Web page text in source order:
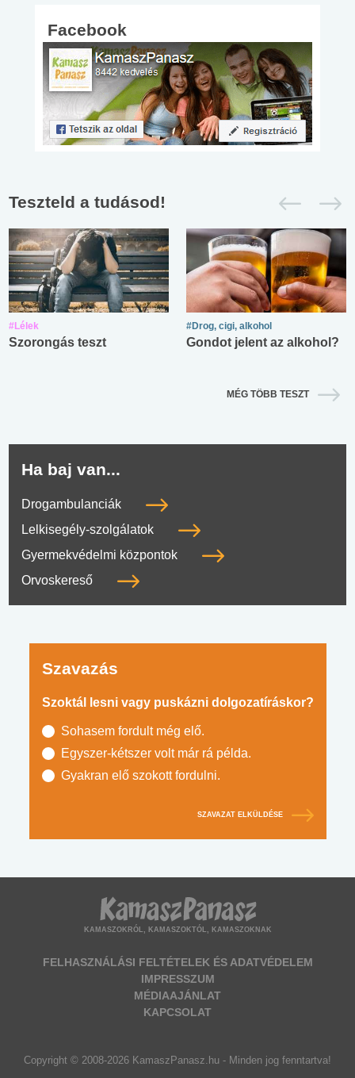
Facebook
Teszteld a tudásod!
#Lélek
Szorongás teszt
#Drog, cigi, alkohol
Gondot jelent az alkohol?
MÉG TÖBB TESZT
Ha baj van...
Drogambulanciák
Lelkisegély-szolgálatok
Gyermekvédelmi központok
Orvoskereső
Szavazás
Szoktál lesni vagy puskázni dolgozatíráskor?
Sohasem fordult még elő.
Egyszer-kétszer volt már rá példa.
Gyakran elő szokott fordulni.
SZAVAZAT ELKÜLDÉSE
KAMASZOKRÓL, KAMASZOKTÓL, KAMASZOKNAK
FELHASZNÁLÁSI FELTÉTELEK ÉS ADATVÉDELEM
IMPRESSZUM
MÉDIAAJÁNLAT
KAPCSOLAT
Copyright © 2008-2026 KamaszPanasz.hu - Minden jog fenntartva!